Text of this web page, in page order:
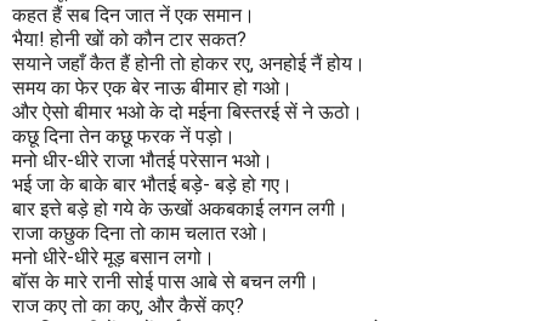
कहत हैं सब दिन जात नें एक समान।
भैया! होनी खों को कौन टार सकत?
सयाने जहाँ कैत हैं होनी तो होकर रए, अनहोई नैं होय ।
समय का फेर एक बेर नाऊ बीमार हो गओ।
और ऐसो बीमार भओ के दो मईना बिस्तरई सें ने ऊठो।
कछू दिना तेन कछू फरक नें पड़ो ।
मनो धीर-धीरे राजा भौतई परेसान भओ।
भई जा के बाके बार भौतई बड़े- बड़े हो गए ।
बार इत्ते बड़े हो गये के ऊखों अकबकाई लगन लगी ।
राजा कछुक दिना तो काम चलात रओ।
मनो धीरे-धीरे मूड़ बसान लगो।
बॉस के मारे रानी सोई पास आबे से बचन लगी ।
राज कए तो का कए, और कैसें कए?